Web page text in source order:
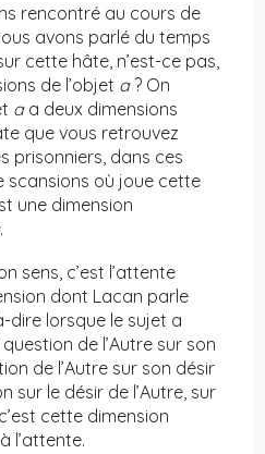
rencontré au cours de
avons parlé du temps
cette hâte, n’est-ce pas,
de l’objet a? On
aa deux dimensions
que vous retrouvez
prisonniers, dans ces
scansions où joue cette
une dimension
.
sens, c’est l’attente
dont Lacan parle
dire lorsque le sujet a
de l’Autre sur son
de l’Autre sur son désir
sur le désir de l’Autre, sur
cette dimension
l’attente.